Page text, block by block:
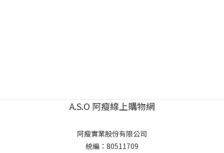
A.S.O 阿瘦線上購物網
阿瘦實業股份有限公司
統編：80511709